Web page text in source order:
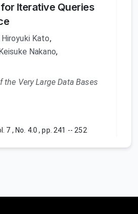
Iterative Queries
Hiroyuki Kato,
Nakano,
Very Large Data Bases
7 , No. 4.0 , pp. 241 -- 252